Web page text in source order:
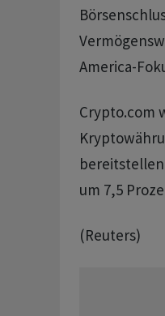
America-
Crypto.com
um 7,5
(Reuters)